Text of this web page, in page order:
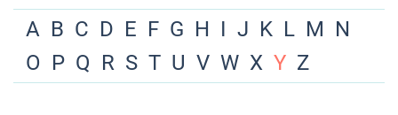
A B C D E F G H I J K L M N
O P Q R S T U V W X Y Z